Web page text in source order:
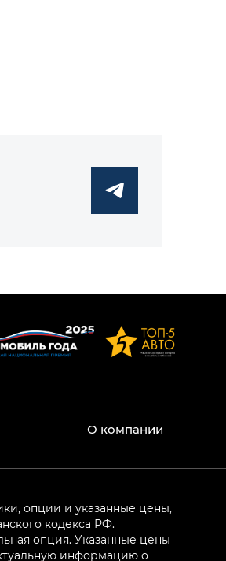
О компании
опции и указанные цены,
кодекса РФ.
опция. Указанные цены
информацию о